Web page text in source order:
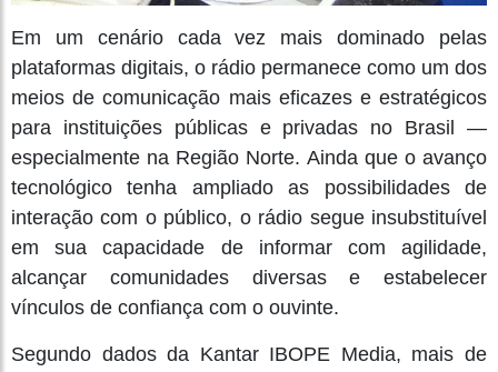
Em um cenário cada vez mais dominado pelas
plataformas digitais, o rádio permanece como um dos
meios de comunicação mais eficazes e estratégicos
para instituições públicas e privadas no Brasil —
especialmente na Região Norte. Ainda que o avanço
tecnológico tenha ampliado as possibilidades de
interação com o público, o rádio segue insubstituível
em sua capacidade de informar com agilidade,
alcançar comunidades diversas e estabelecer
vínculos de confiança com o ouvinte.
Segundo dados da Kantar IBOPE Media, mais de